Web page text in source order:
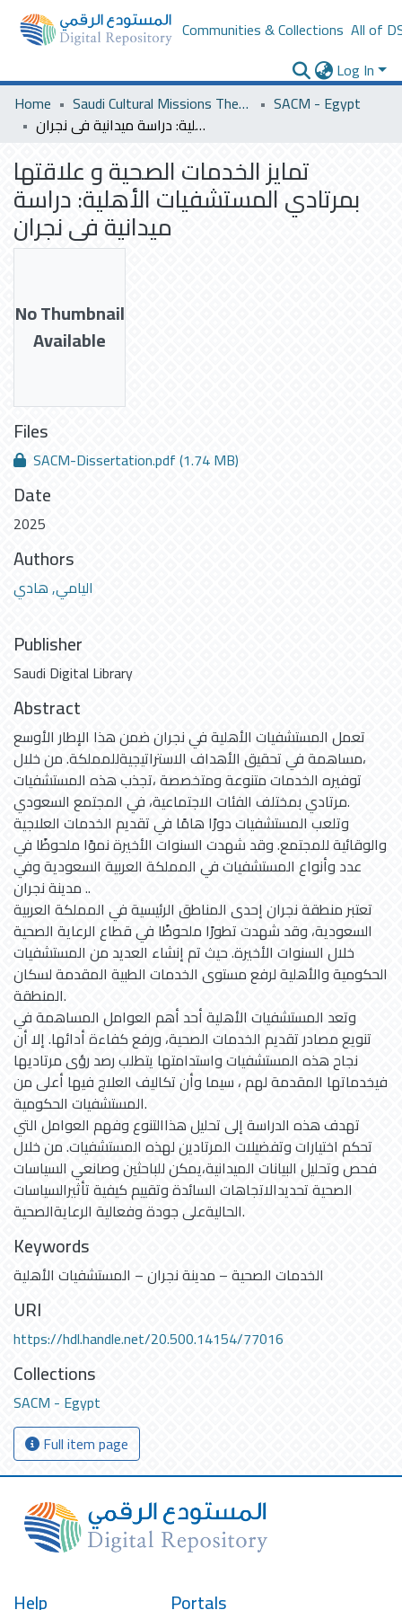
Communities & Collections All of
Log In
Home
Saudi Cultural Missions Theses & Dissertations
SACM - Egypt
تمايز الخدمات الصحية و علاقتها بمرتادي المستشفيات الأهلية: دراسة ميدانية فى نجران
تمايز الخدمات الصحية و علاقتها
بمرتادي المستشفيات الأهلية: دراسة
ميدانية فى نجران
No Thumbnail
Available
Files
SACM-Dissertation.pdf(1.74 MB)
Date
2025
Authors
اليامي, هادي
Publisher
Saudi Digital Library
Abstract
تعمل المستشفيات الأهلية في نجران ضمن هذا الإطار الأوسع
،مساهمة في تحقيق الأهداف الاستراتيجيةللمملكة. من خلال
توفيره الخدمات متنوعة ومتخصصة ،تجذب هذه المستشفيات
مرتادي بمختلف الفئات الاجتماعية، في المجتمع السعودي.
وتلعب المستشفيات دورًا هامًا في تقديم الخدمات العلاجية
والوقائية للمجتمع. وقد شهدت السنوات الأخيرة نموًا ملحوظًا في
عدد وأنواع المستشفيات في المملكة العربية السعودية وفي
مدينة نجران ..
تعتبر منطقة نجران إحدى المناطق الرئيسية في المملكة العربية
السعودية، وقد شهدت تطورًا ملحوظًا في قطاع الرعاية الصحية
خلال السنوات الأخيرة. حيث تم إنشاء العديد من المستشفيات
الحكومية والأهلية لرفع مستوى الخدمات الطبية المقدمة لسكان
المنطقة.
وتعد المستشفيات الأهلية أحد أهم العوامل المساهمة في
تنويع مصادر تقديم الخدمات الصحية، ورفع كفاءة أدائها. إلا أن
نجاح هذه المستشفيات واستدامتها يتطلب رصد رؤى مرتاديها
فيخدماتها المقدمة لهم ، سيما وأن تكاليف العلاج فيها أعلى من
المستشفيات الحكومية.
تهدف هذه الدراسة إلى تحليل هذاالتنوع وفهم العوامل التي
تحكم اختيارات وتفضيلات المرتادين لهذه المستشفيات. من خلال
فحص وتحليل البيانات الميدانية،يمكن للباحثين وصانعي السياسات
الصحية تحديدالاتجاهات السائدة وتقييم كيفية تأثيرالسياسات
الحاليةعلى جودة وفعالية الرعايةالصحية.
Keywords
الخدمات الصحية – مدينة نجران – المستشفيات الأهلية
URI
https://hdl.handle.net/20.500.14154/77016
Collections
SACM - Egypt
Full item page
Help Portals